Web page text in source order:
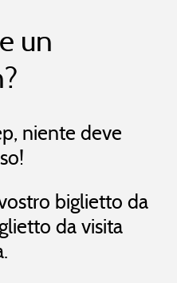
un
niente deve
biglietto da
da visita